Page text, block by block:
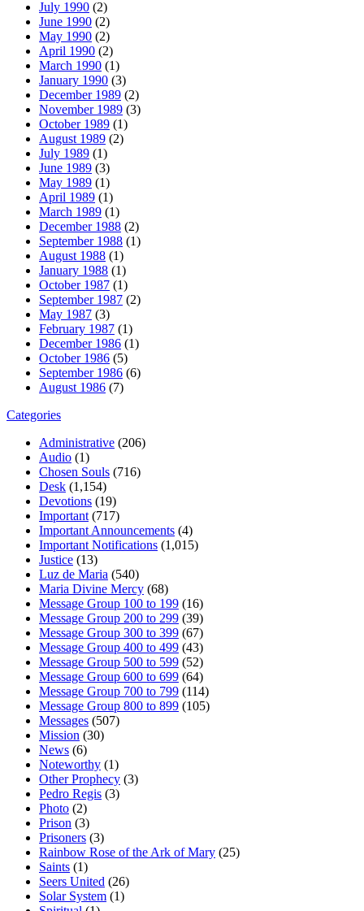
July 1990 (2)
June 1990 (2)
May 1990 (2)
April 1990 (2)
March 1990 (1)
January 1990 (3)
December 1989 (2)
November 1989 (3)
October 1989 (1)
August 1989 (2)
July 1989 (1)
June 1989 (3)
May 1989 (1)
April 1989 (1)
March 1989 (1)
December 1988 (2)
September 1988 (1)
August 1988 (1)
January 1988 (1)
October 1987 (1)
September 1987 (2)
May 1987 (3)
February 1987 (1)
December 1986 (1)
October 1986 (5)
September 1986 (6)
August 1986 (7)
Categories
Administrative (206)
Audio (1)
Chosen Souls (716)
Desk (1,154)
Devotions (19)
Important (717)
Important Announcements (4)
Important Notifications (1,015)
Justice (13)
Luz de Maria (540)
Maria Divine Mercy (68)
Message Group 100 to 199 (16)
Message Group 200 to 299 (39)
Message Group 300 to 399 (67)
Message Group 400 to 499 (43)
Message Group 500 to 599 (52)
Message Group 600 to 699 (64)
Message Group 700 to 799 (114)
Message Group 800 to 899 (105)
Messages (507)
Mission (30)
News (6)
Noteworthy (1)
Other Prophecy (3)
Pedro Regis (3)
Photo (2)
Prison (3)
Prisoners (3)
Rainbow Rose of the Ark of Mary (25)
Saints (1)
Seers United (26)
Solar System (1)